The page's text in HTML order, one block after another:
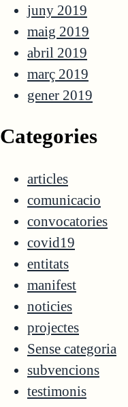
juny 2019
maig 2019
abril 2019
març 2019
gener 2019
Categories
articles
comunicacio
convocatories
covid19
entitats
manifest
noticies
projectes
Sense categoria
subvencions
testimonis